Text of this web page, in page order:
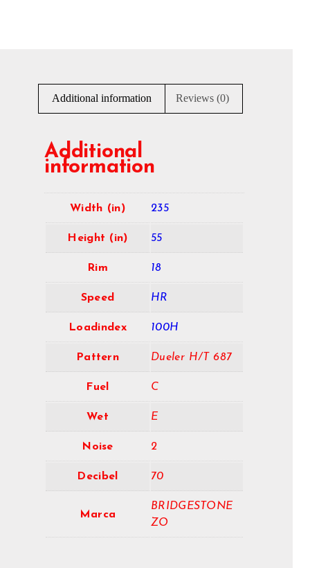
Additional information Reviews (0)
Additional
information
Width (in) 235
Height (in) 55
Rim 18
Speed HR
Loadindex 100H
Pattern Dueler H/T 687
Fuel C
Wet E
Noise 2
Decibel 70
Marca
BRIDGESTONE
ZO